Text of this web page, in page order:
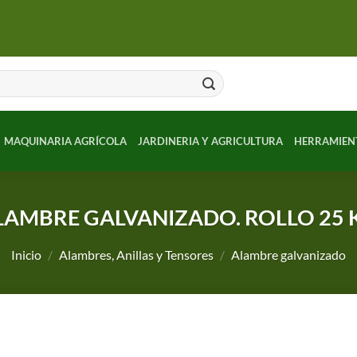
MAQUINARIA AGRÍCOLA JARDINERIA Y AGRICULTURA
GALVANIZADO. ROLLO 25
Inicio / Alambres, Anillas y Tensores / Alambre galvanizado